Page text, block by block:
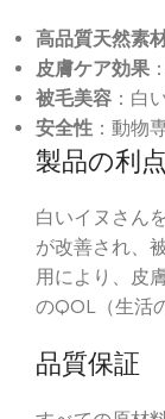
高品質天然素
皮膚ケア効果
被毛美容 ：白
安全性 ：動物
製品の利点
白いイヌさん
が改善され、
用により、皮
のQOL（生活
品質保証